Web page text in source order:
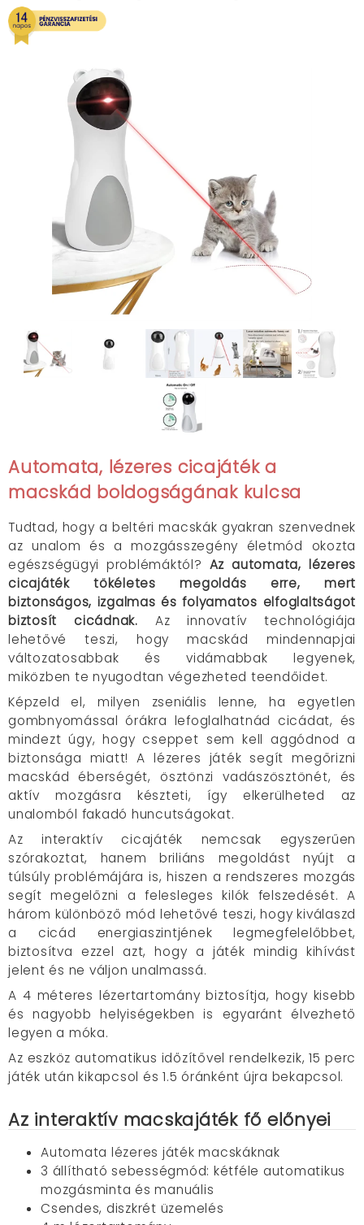
Automata, lézeres cicajáték a
macskád boldogságának kulcsa
Tudtad, hogy a beltéri macskák gyakran szenvednek
az unalom és a mozgásszegény életmód okozta
egészségügyi problémáktól? Az automata, lézeres
cicajáték tökéletes megoldás erre, mert
biztonságos, izgalmas és folyamatos elfoglaltságot
biztosít cicádnak. Az innovatív technológiája
lehetővé teszi, hogy macskád mindennapjai
változatosabbak és vidámabbak legyenek,
miközben te nyugodtan végezheted teendőidet.
Képzeld el, milyen zseniális lenne, ha egyetlen
gombnyomással órákra lefoglalhatnád cicádat, és
mindezt úgy, hogy cseppet sem kell aggódnod a
biztonsága miatt! A lézeres játék segít megőrizni
macskád éberségét, ösztönzi vadászösztönét, és
aktív mozgásra készteti, így elkerülheted az
unalomból fakadó huncutságokat.
Az interaktív cicajáték nemcsak egyszerűen
szórakoztat, hanem briliáns megoldást nyújt a
túlsúly problémájára is, hiszen a rendszeres mozgás
segít megelőzni a felesleges kilók felszedését. A
három különböző mód lehetővé teszi, hogy kiválaszd
a cicád energiaszintjének legmegfelelőbbet,
biztosítva ezzel azt, hogy a játék mindig kihívást
jelent és ne váljon unalmassá.
A 4 méteres lézertartomány biztosítja, hogy kisebb
és nagyobb helyiségekben is egyaránt élvezhető
legyen a móka.
Az eszköz automatikus időzítővel rendelkezik, 15 perc
játék után kikapcsol és 1.5 óránként újra bekapcsol.
Az interaktív macskajáték fő előnyei
Automata lézeres játék macskáknak
3 állítható sebességmód: kétféle automatikus
mozgásminta és manuális
Csendes, diszkrét üzemelés